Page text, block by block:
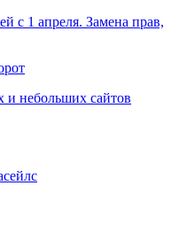
с 1 апреля. Замена прав,